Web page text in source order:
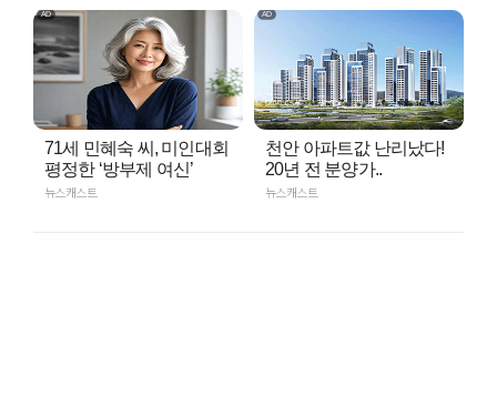
71세 민혜숙 씨, 미인대회
평정한 ‘방부제 여신’
뉴스캐스트
천안 아파트값 난리났다!
20년 전 분양가..
뉴스캐스트